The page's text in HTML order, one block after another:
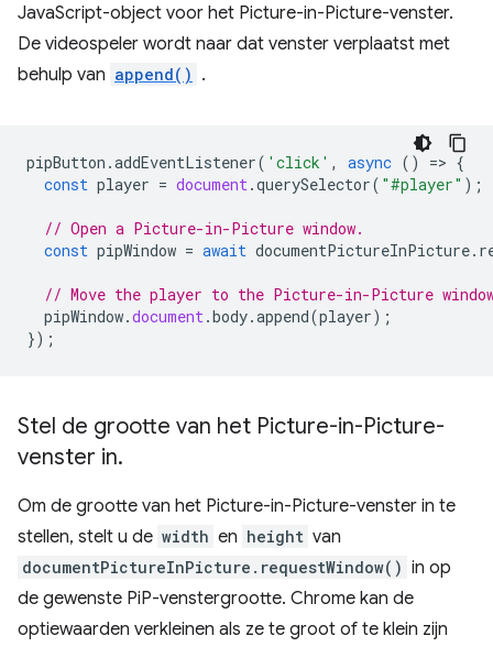
JavaScript-object voor het Picture-in-Picture-venster.
De videospeler wordt naar dat venster verplaatst met
behulp van append() .
pipButton .addEventListener( 'click' , async () => {
const player = document .querySelector( "#player" );
// Open a Picture-in-Picture window.
const pipWindow = await documentPictureInPicture.
// Move the player to the Picture-in-Picture
pipWindow.document .body.append(player);
});
Stel de grootte van het Picture-in-Picture-
venster in.
Om de grootte van het Picture-in-Picture-venster in te
stellen, stelt u de width en height van
documentPictureInPicture.requestWindow() in op
de gewenste PiP-venstergrootte. Chrome kan de
optiewaarden verkleinen als ze te groot of te klein zijn